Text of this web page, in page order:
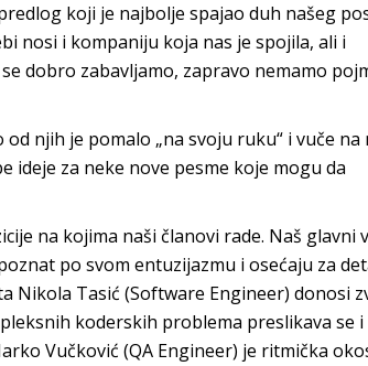
koji je najbolje spajao duh našeg
nosi i kompaniju koja nas je spojila, ali i
dobro zabavljamo, zapravo nemamo
njih je pomalo „na svoju ruku“ i vuče na
za neke nove pesme koje mogu da
na kojima naši članovi rade. Naš glavni
po svom entuzijazmu i osećaju za
Nikola Tasić (Software Engineer) donosi
koderskih problema preslikava se i
Vučković (QA Engineer) je ritmička